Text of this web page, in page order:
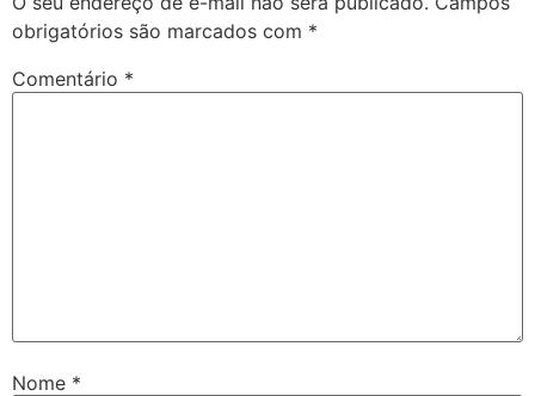
obrigatórios são marcados com *
Comentário *
Nome *